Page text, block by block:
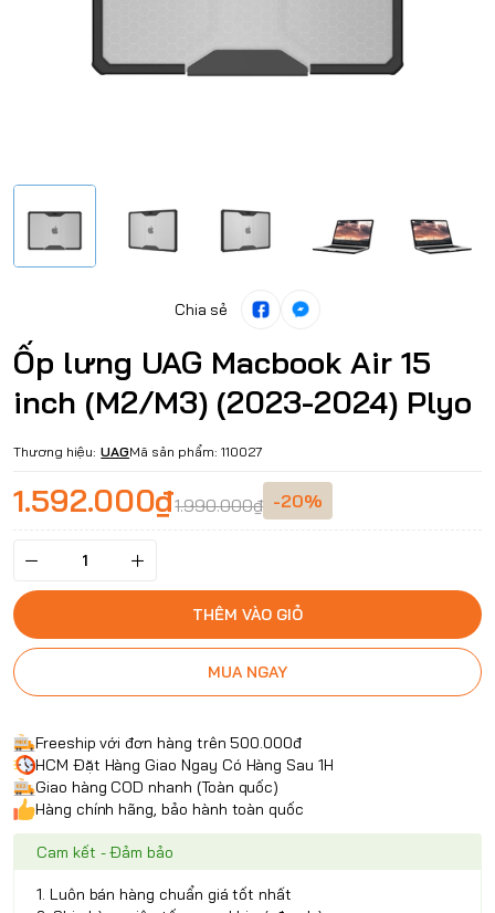
Chia sẻ
Ốp lưng UAG Macbook Air 15
inch (M2/M3) (2023-2024) Plyo
Thương hiệu: UAGMã sản phẩm: 110027
1.592.000₫1.990.000₫ -20%
THÊM VÀO GIỎ
MUA NGAY
Freeship với đơn hàng trên 500.000đ
HCM Đặt Hàng Giao Ngay Có Hàng Sau 1H
Giao hàng COD nhanh (Toàn quốc)
Hàng chính hãng, bảo hành toàn quốc
Cam kết - Đảm bảo
1. Luôn bán hàng chuẩn giá tốt nhất